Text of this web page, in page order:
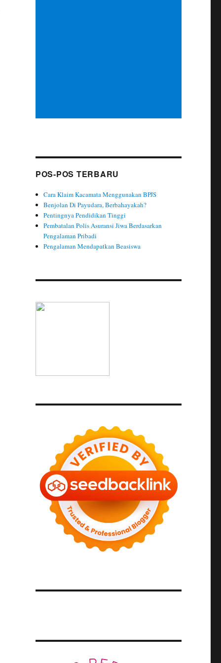
POS-POS TERBARU
Cara Klaim Kacamata Menggunakan BPJS
Benjolan Di Payudara, Berbahayakah?
Pentingnya Pendidikan Tinggi
Pembatalan Polis Asuransi Jiwa Berdasarkan
Pengalaman Pribadi
Pengalaman Mendapatkan Beasiswa